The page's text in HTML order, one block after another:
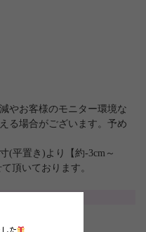
やお客様のモニター環境な
る場合がございます。予め
(平置き)より【約-3cm～
頂いております。